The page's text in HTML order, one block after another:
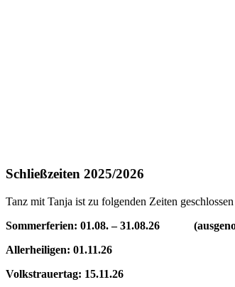
Schließzeiten 2025/2026
Tanz mit Tanja ist zu folgenden Zeiten
Sommerferien: 01.08. – 31.08.26
Allerheiligen: 01.11.26
Volkstrauertag: 15.11.26